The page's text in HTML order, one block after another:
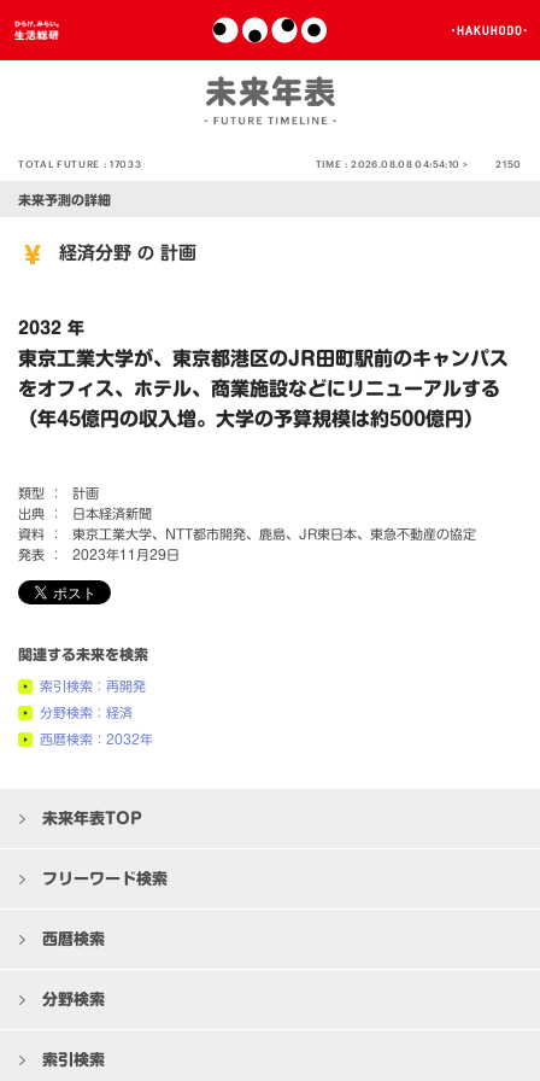
TOTAL FUTURE :17033 TIME :2026.08.08 04:54:10 > 2150
未来予測の詳細
経済分野 の 計画
2032 年
東京工業大学が、東京都港区のJR田町駅前のキャンパス
をオフィス、ホテル、商業施設などにリニューアルする
（年45億円の収入増。大学の予算規模は約500億円）
類型 ：
計画
出典 ：
日本経済新聞
資料 ：
東京工業大学、NTT都市開発、鹿島、JR東日本、東急不動産の協定
発表 ：
2023年11月29日
関連する未来を検索
索引検索：再開発
分野検索：経済
西暦検索：2032年
未来年表TOP
フリーワード検索
西暦検索
分野検索
索引検索